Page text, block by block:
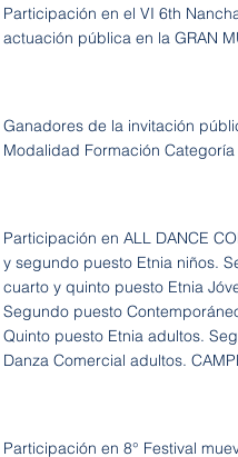
Participación en el VI 6th
actuación pública en la GRAN
Ganadores de la invitación
Modalidad Formación
Participación en ALL DANCE
y segundo puesto Etnia niños.
cuarto y quinto puesto Etnia
Segundo puesto
Quinto puesto Etnia adultos.
Danza Comercial adultos.
Participación en 8° Festival